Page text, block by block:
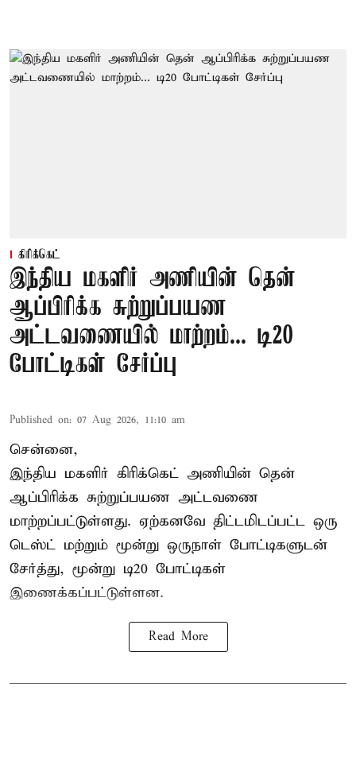
கிரிக்கெட்
இந்திய மகளிர் அணியின் தென்
ஆப்பிரிக்க சுற்றுப்பயண
அட்டவணையில் மாற்றம்... டி20
போட்டிகள் சேர்ப்பு
Published on: 07 Aug 2026, 11:10 am
சென்னை,
இந்திய மகளிர் கிரிக்கெட் அணியின் தென்
ஆப்பிரிக்க சுற்றுப்பயண அட்டவணை
மாற்றப்பட்டுள்ளது. ஏற்கனவே திட்டமிடப்பட்ட ஒரு
டெஸ்ட் மற்றும் மூன்று ஒருநாள் போட்டிகளுடன்
சேர்த்து, மூன்று டி20 போட்டிகள்
இணைக்கப்பட்டுள்ளன.
Read More